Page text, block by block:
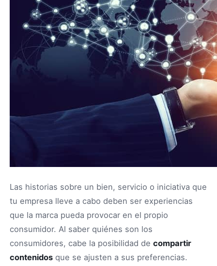
Las historias sobre un bien, servicio o iniciativa que
tu empresa lleve a cabo deben ser experiencias
que la marca pueda provocar en el propio
consumidor. Al saber quiénes son los
consumidores, cabe la posibilidad de compartir
contenidos que se ajusten a sus preferencias.